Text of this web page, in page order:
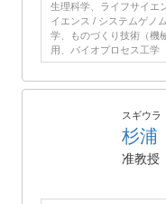
生理科学、ライフサイエ
イエンス / システムゲノ
学、ものづくり技術（機
用、バイオプロセス工学
スギウ
杉
准教授